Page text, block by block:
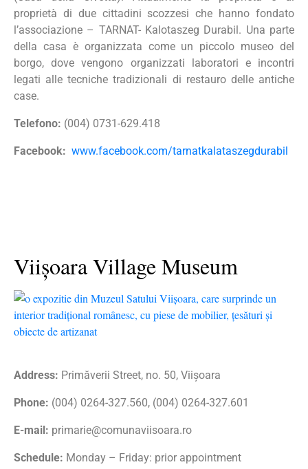
proprietà di due cittadini scozzesi che hanno fondato
l’associazione – TARNAT- Kalotaszeg Durabil. Una parte
della casa è organizzata come un piccolo museo del
borgo, dove vengono organizzati laboratori e incontri
legati alle tecniche tradizionali di restauro delle antiche
case.
Telefono: (004) 0731-629.418
Facebook: www.facebook.com/tarnatkalataszegdurabil
Viișoara Village Museum
Address: Primăverii Street, no. 50, Viișoara
Phone: (004) 0264-327.560, (004) 0264-327.601
E-mail: primarie@comunaviisoara.ro
Schedule: Monday – Friday: prior appointment